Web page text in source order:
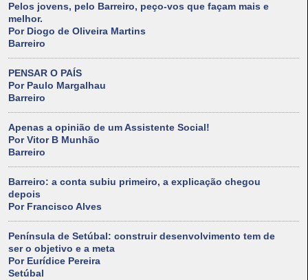
Pelos jovens, pelo Barreiro, peço-vos que façam mais e
melhor.
Por Diogo de Oliveira Martins
Barreiro
PENSAR O PAÍS
Por Paulo Margalhau
Barreiro
Apenas a opinião de um Assistente Social!
Por Vitor B Munhão
Barreiro
Barreiro: a conta subiu primeiro, a explicação chegou
depois
Por Francisco Alves
Península de Setúbal: construir desenvolvimento tem de
ser o objetivo e a meta
Por Eurídice Pereira
Setúbal